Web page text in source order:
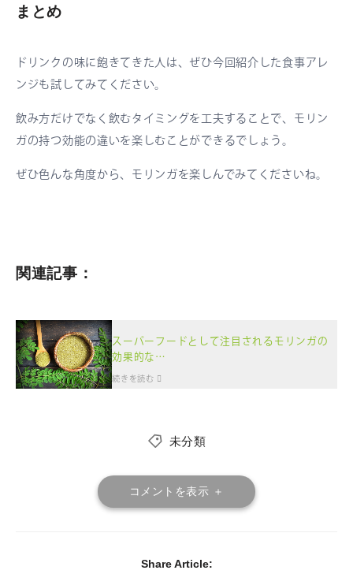
まとめ
ドリンクの味に飽きてきた人は、ぜひ今回紹介した食事アレ
ンジも試してみてください。
飲み方だけでなく飲むタイミングを工夫することで、モリン
ガの持つ効能の違いを楽しむことができるでしょう。
ぜひ色んな角度から、モリンガを楽しんでみてくださいね。
関連記事：
スーパーフードとして注目されるモリンガの
効果的な…
続きを読む
未分類
コメントを表示 ＋
Share Article: